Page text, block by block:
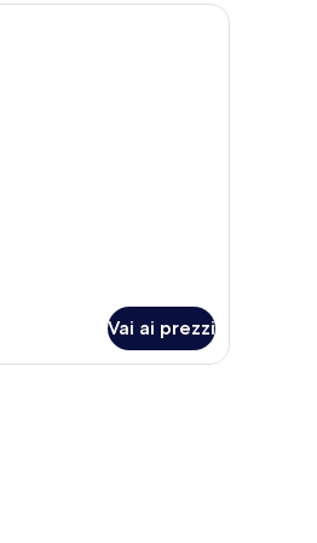
Una scrivania, ferro/asse da stiro, Wi-Fi
Vai ai prezzi